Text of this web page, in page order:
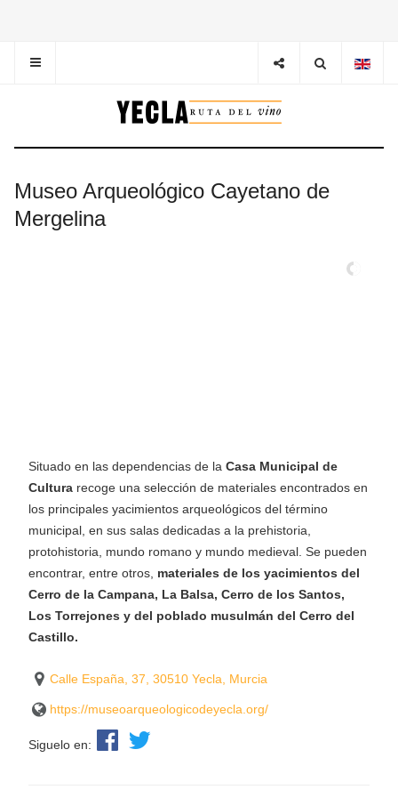
Museo Arqueológico Cayetano de
Mergelina
Situado en las dependencias de la Casa Municipal de
Cultura recoge una selección de materiales encontrados en
los principales yacimientos arqueológicos del término
municipal, en sus salas dedicadas a la prehistoria,
protohistoria, mundo romano y mundo medieval. Se pueden
encontrar, entre otros, materiales de los yacimientos del
Cerro de la Campana, La Balsa, Cerro de los Santos,
Los Torrejones y del poblado musulmán del Cerro del
Castillo.
Calle España, 37, 30510 Yecla, Murcia
https://museoarqueologicodeyecla.org/
Siguelo en: